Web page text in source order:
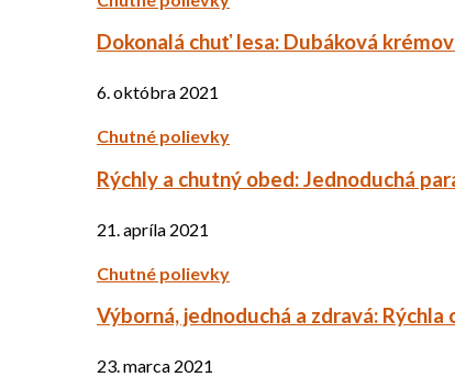
Dokonalá chuť lesa: Dubáková
6. októbra 2021
Chutné polievky
Rýchly a chutný obed: Jednoduchá
21. apríla 2021
Chutné polievky
Výborná, jednoduchá a zdravá:
23. marca 2021